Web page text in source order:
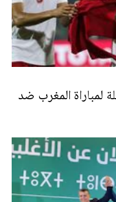
لمباراة المغرب ضد